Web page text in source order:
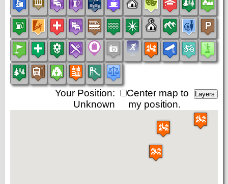
Center map to
my position.
Your Position:
Unknown